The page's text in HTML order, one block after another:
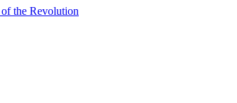
the Revolution